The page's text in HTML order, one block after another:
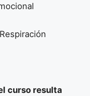
curso resulta